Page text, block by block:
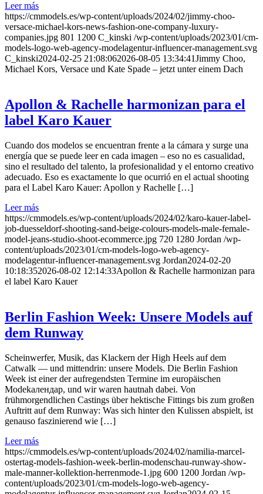
Leer más
https://cmmodels.es/wp-content/uploads/2024/02/jimmy-choo-
versace-michael-kors-news-fashion-one-company-luxury-
companies.jpg 801 1200 C_kinski /wp-content/uploads/2023/01/cm-
models-logo-web-agency-modelagentur-influencer-management.svg
C_kinski2024-02-25 21:08:062026-08-05 13:34:41Jimmy Choo,
Michael Kors, Versace und Kate Spade – jetzt unter einem Dach
Apollon & Rachelle harmonizan para el
label Karo Kauer
Cuando dos modelos se encuentran frente a la cámara y surge una
energía que se puede leer en cada imagen – eso no es casualidad,
sino el resultado del talento, la profesionalidad y el entorno creativo
adecuado. Eso es exactamente lo que ocurrió en el actual shooting
para el Label Karo Kauer: Apollon y Rachelle […]
Leer más
https://cmmodels.es/wp-content/uploads/2024/02/karo-kauer-label-
job-duesseldorf-shooting-sand-beige-colours-models-male-female-
model-jeans-studio-shoot-ecommerce.jpg 720 1280 Jordan /wp-
content/uploads/2023/01/cm-models-logo-web-agency-
modelagentur-influencer-management.svg Jordan2024-02-20
10:18:352026-08-02 12:14:33Apollon & Rachelle harmonizan para
el label Karo Kauer
Berlin Fashion Week: Unsere Models auf
dem Runway
Scheinwerfer, Musik, das Klackern der High Heels auf dem
Catwalk — und mittendrin: unsere Models. Die Berlin Fashion
Week ist einer der aufregendsten Termine im europäischen
Modekалендар, und wir waren hautnah dabei. Von
frühmorgendlichen Castings über hektische Fittings bis zum großen
Auftritt auf dem Runway: Was sich hinter den Kulissen abspielt, ist
genauso faszinierend wie […]
Leer más
https://cmmodels.es/wp-content/uploads/2024/02/namilia-marcel-
ostertag-models-fashion-week-berlin-modenschau-runway-show-
male-manner-kollektion-herrenmode-1.jpg 600 1200 Jordan /wp-
content/uploads/2023/01/cm-models-logo-web-agency-